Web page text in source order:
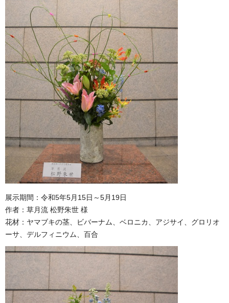
展示期間：令和5年5月15日～5月19日
作者：草月流 松野朱世 様
花材：ヤマブキの茎、ビバーナム、ベロニカ、アジサイ、グロリオ
ーサ、デルフィニウム、百合